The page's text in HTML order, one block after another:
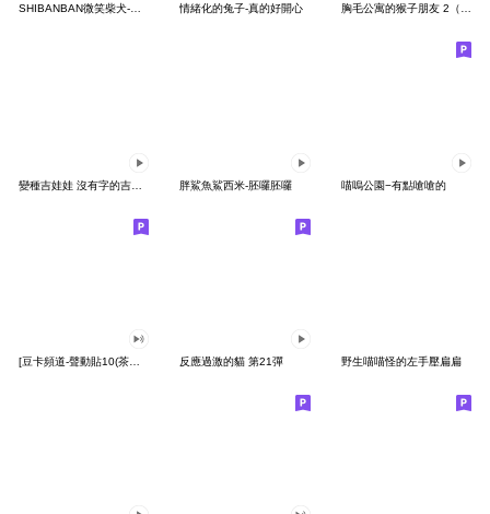
SHIBANBAN微笑柴犬-廢柴寶寶日常 情緒化的兔子-真的好開心 胸毛公寓的猴子朋友 2（有聲動態）
胖鯊魚鯊西米-胚囉胚囉 喵嗚公園−有點嗆嗆的
反應過激的貓 第21彈 野生喵喵怪的左手壓扁扁